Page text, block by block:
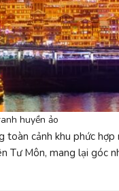
huyền ảo
cảnh khu phức
Tư Môn, mang lại góc